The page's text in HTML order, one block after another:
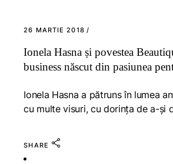
26 MARTIE 2018
Ionela Hasna și povestea
business născut din pasiunea
Ionela Hasna a pătruns în lumea
cu multe visuri, cu dorința de a-și
SHARE